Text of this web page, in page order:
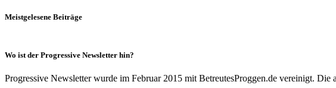
Meistgelesene Beiträge
Wo ist der Progressive Newsletter hin?
Progressive Newsletter wurde im Februar 2015 mit BetreutesProggen.de vereinigt.